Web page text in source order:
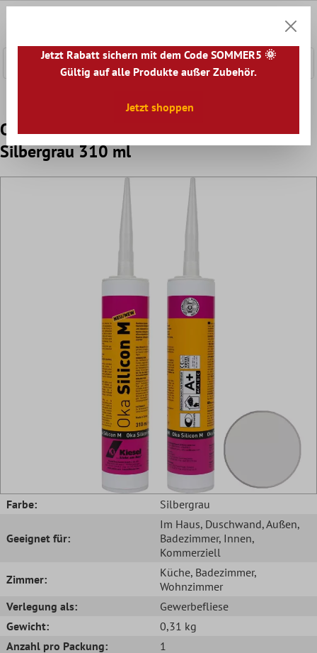
OKA SILICON M Naturstein Silikonfuge
Silbergrau 310 ml
Farbe: Silbergrau
Geeignet für:
Im Haus, Duschwand, Außen,
Badezimmer, Innen,
Kommerziell
Zimmer:
Küche, Badezimmer,
Wohnzimmer
Verlegung als:
Gewerbefliese
Gewicht:
0,31 kg
Anzahl pro Packung:
1
Jetzt Rabatt sichern mit dem Code SOMMER5 🌞
Gültig auf alle Produkte außer Zubehör.
Jetzt shoppen